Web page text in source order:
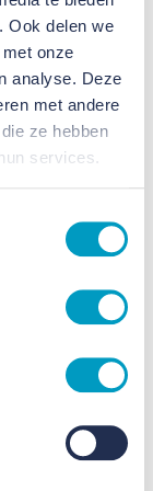
Ook delen we
onze
analyse. Deze
met andere
ze hebben
services.